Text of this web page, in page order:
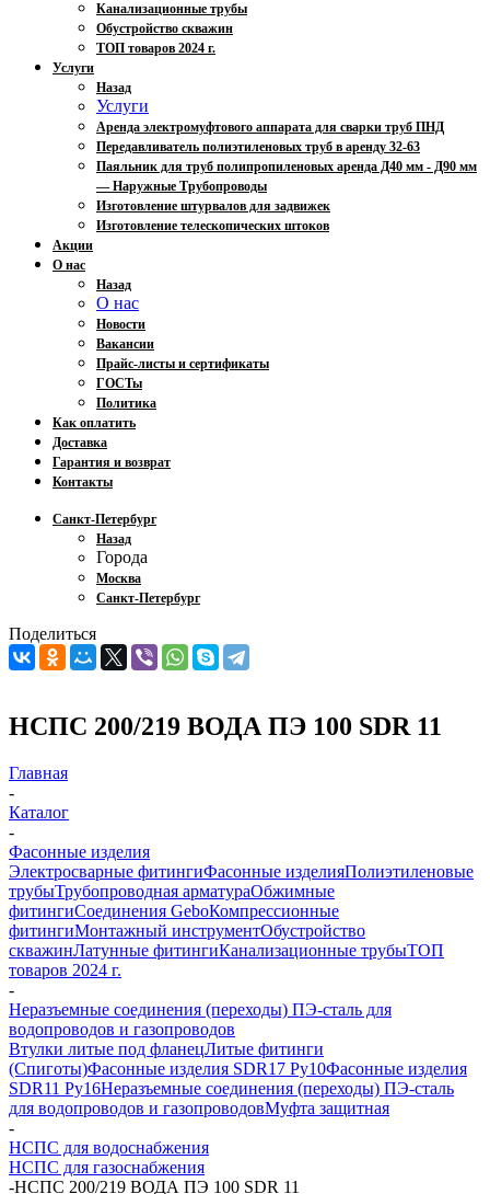
Канализационные трубы
Обустройство скважин
ТОП товаров 2024 г.
Услуги
Назад
Услуги
Аренда электромуфтового аппарата для сварки труб ПНД
Передавливатель полиэтиленовых труб в аренду 32-63
Паяльник для труб полипропиленовых аренда Д40 мм - Д90 мм
— Наружные Трубопроводы
Изготовление штурвалов для задвижек
Изготовление телескопических штоков
Акции
О нас
Назад
О нас
Новости
Вакансии
Прайс-листы и сертификаты
ГОСТы
Политика
Как оплатить
Доставка
Гарантия и возврат
Контакты
Санкт-Петербург
Назад
Города
Москва
Санкт-Петербург
Поделиться
НСПС 200/219 ВОДА ПЭ 100 SDR 11
Главная
-
Каталог
-
Фасонные изделия
Электросварные фитингиФасонные изделияПолиэтиленовые
трубыТрубопроводная арматураОбжимные
фитингиСоединения GeboКомпрессионные
фитингиМонтажный инструментОбустройство
скважинЛатунные фитингиКанализационные трубыТОП
товаров 2024 г.
-
Неразъемные соединения (переходы) ПЭ-сталь для
водопроводов и газопроводов
Втулки литые под фланецЛитые фитинги
(Спиготы)Фасонные изделия SDR17 Ру10Фасонные изделия
SDR11 Ру16Неразъемные соединения (переходы) ПЭ-сталь
для водопроводов и газопроводовМуфта защитная
-
НСПС для водоснабжения
НСПС для газоснабжения
-НСПС 200/219 ВОДА ПЭ 100 SDR 11